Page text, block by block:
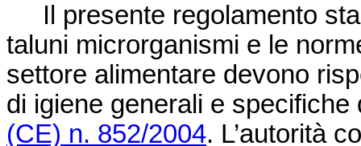
Il presente regolamento
taluni microrganismi e le
settore alimentare devono
di igiene generali e specifiche
(CE) n. 852/2004. L’autorità